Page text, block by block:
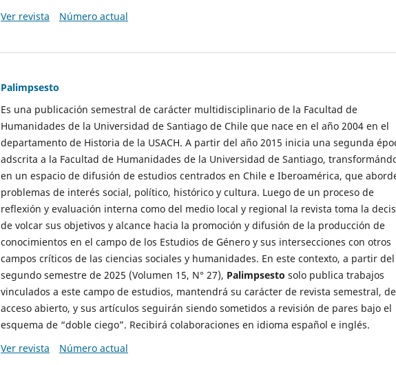
Ver revista
Número actual
Palimpsesto
Es una publicación semestral de carácter multidisciplinario de la Facultad de
Humanidades de la Universidad de Santiago de Chile que nace en el año 2004 en el
departamento de Historia de la USACH. A partir del año 2015 inicia una segunda
adscrita a la Facultad de Humanidades de la Universidad de Santiago,
en un espacio de difusión de estudios centrados en Chile e Iberoamérica, que
problemas de interés social, político, histórico y cultura. Luego de un proceso de
reflexión y evaluación interna como del medio local y regional la revista toma la
de volcar sus objetivos y alcance hacia la promoción y difusión de la producción de
conocimientos en el campo de los Estudios de Género y sus intersecciones con otros
campos críticos de las ciencias sociales y humanidades. En este contexto, a partir del
segundo semestre de 2025 (Volumen 15, N° 27), Palimpsesto solo publica trabajos
vinculados a este campo de estudios, mantendrá su carácter de revista semestral, de
acceso abierto, y sus artículos seguirán siendo sometidos a revisión de pares bajo el
esquema de “doble ciego”. Recibirá colaboraciones en idioma español e inglés.
Ver revista
Número actual